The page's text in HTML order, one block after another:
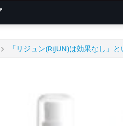
「リジュン(RiJUN)は効果なし」